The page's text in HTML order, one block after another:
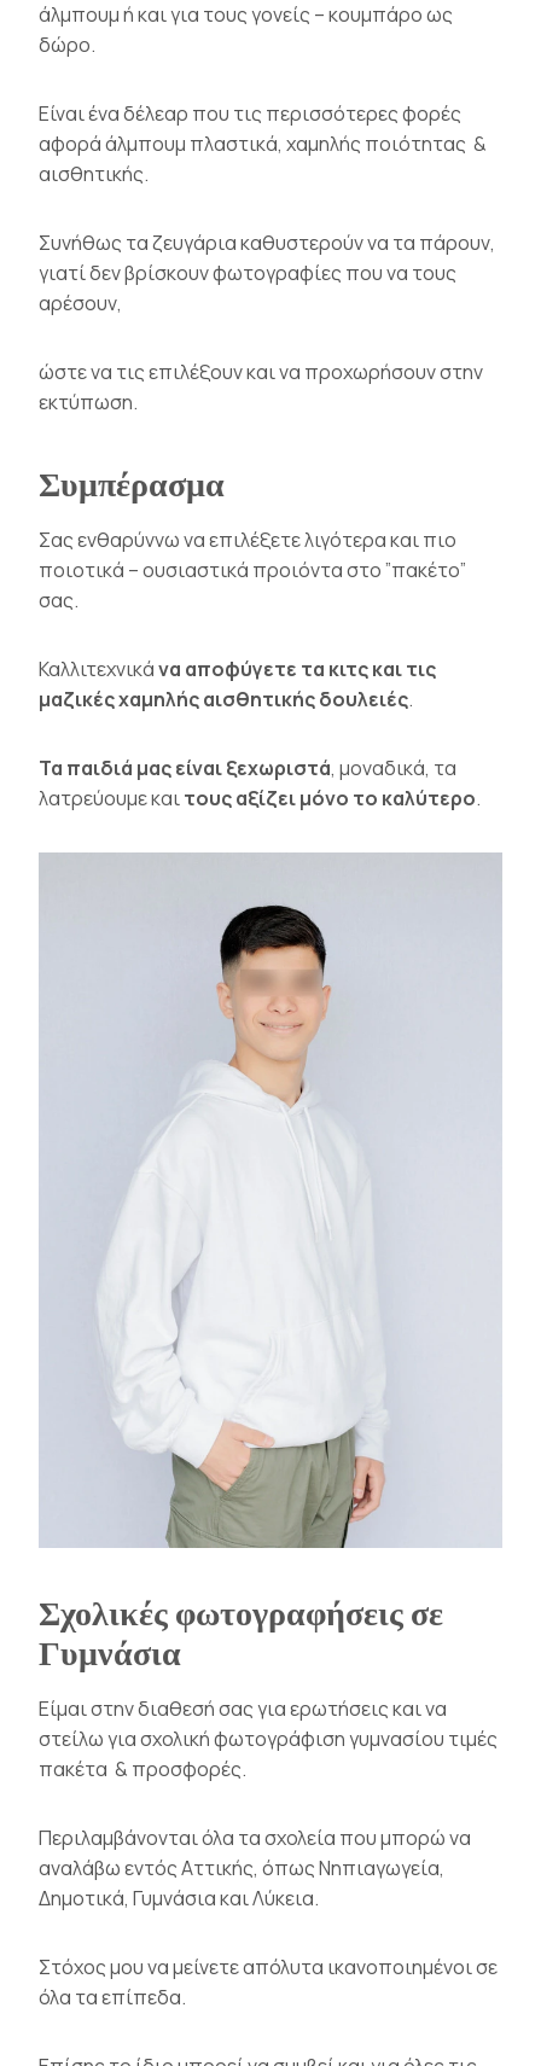
άλμπουμ ή και για τους γονείς – κουμπάρο ως
δώρο.
Είναι ένα δέλεαρ που τις περισσότερες φορές
αφορά άλμπουμ πλαστικά, χαμηλής ποιότητας &
αισθητικής.
Συνήθως τα ζευγάρια καθυστερούν να τα πάρουν,
γιατί δεν βρίσκουν φωτογραφίες που να τους
αρέσουν,
ώστε να τις επιλέξουν και να προχωρήσουν στην
εκτύπωση.
Συμπέρασμα
Σας ενθαρύννω να επιλέξετε λιγότερα και πιο
ποιοτικά – ουσιαστικά προιόντα στο ”πακέτο”
σας.
Καλλιτεχνικάνα αποφύγετε τα κιτς καιτις
μαζικές χαμηλής αισθητικής δουλειές.
Τα παιδιά μας είναι ξεχωριστά, μοναδικά, τα
λατρεύουμε καιτους αξίζει μόνο το καλύτερο.
Σχολικές φωτογραφήσεις σε
Γυμνάσια
Είμαι στην διαθεσή σας για ερωτήσεις και να
στείλω για σχολική φωτογράφιση γυμνασίου τιμές
πακέτα & προσφορές.
Περιλαμβάνονται όλα τα σχολεία που μπορώ να
αναλάβω εντός Αττικής, όπως Νηπιαγωγεία,
Δημοτικά, Γυμνάσια και Λύκεια.
Στόχος μου να μείνετε απόλυτα ικανοποιημένοι σε
όλα τα επίπεδα.